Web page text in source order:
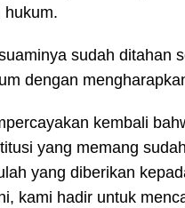
hukum.
sudah ditahan
dengan
kembali
yang memang
yang diberikan
kami hadir untuk